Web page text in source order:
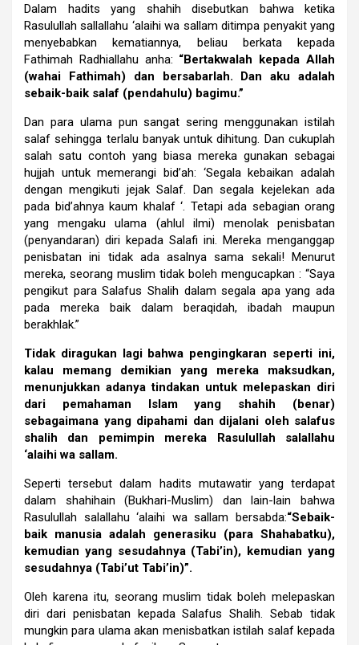
Dalam hadits yang shahih disebutkan bahwa ketika
Rasulullah sallallahu ‘alaihi wa sallam ditimpa penyakit yang
menyebabkan kematiannya, beliau berkata kepada
Fathimah Radhiallahu anha: “Bertakwalah kepada Allah
(wahai Fathimah) dan bersabarlah. Dan aku adalah
sebaik-baik salaf (pendahulu) bagimu.”
Dan para ulama pun sangat sering menggunakan istilah
salaf sehingga terlalu banyak untuk dihitung. Dan cukuplah
salah satu contoh yang biasa mereka gunakan sebagai
hujjah untuk memerangi bid’ah: ‘Segala kebaikan adalah
dengan mengikuti jejak Salaf. Dan segala kejelekan ada
pada bid’ahnya kaum khalaf ‘. Tetapi ada sebagian orang
yang mengaku ulama (ahlul ilmi) menolak penisbatan
(penyandaran) diri kepada Salafi ini. Mereka menganggap
penisbatan ini tidak ada asalnya sama sekali! Menurut
mereka, seorang muslim tidak boleh mengucapkan : “Saya
pengikut para Salafus Shalih dalam segala apa yang ada
pada mereka baik dalam beraqidah, ibadah maupun
berakhlak.”
Tidak diragukan lagi bahwa pengingkaran seperti ini,
kalau memang demikian yang mereka maksudkan,
menunjukkan adanya tindakan untuk melepaskan diri
dari pemahaman Islam yang shahih (benar)
sebagaimana yang dipahami dan dijalani oleh salafus
shalih dan pemimpin mereka Rasulullah salallahu
‘alaihi wa sallam.
Seperti tersebut dalam hadits mutawatir yang terdapat
dalam shahihain (Bukhari-Muslim) dan lain-lain bahwa
Rasulullah salallahu ‘alaihi wa sallam bersabda:“Sebaik-
baik manusia adalah generasiku (para Shahabatku),
kemudian yang sesudahnya (Tabi’in), kemudian yang
sesudahnya (Tabi’ut Tabi’in)”.
Oleh karena itu, seorang muslim tidak boleh melepaskan
diri dari penisbatan kepada Salafus Shalih. Sebab tidak
mungkin para ulama akan menisbatkan istilah salaf kepada